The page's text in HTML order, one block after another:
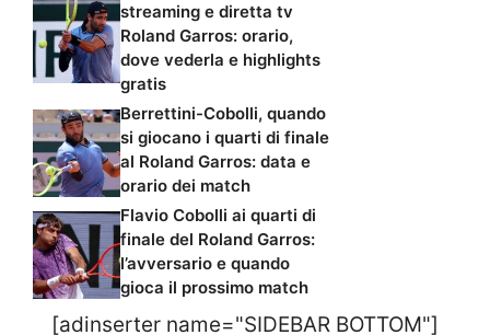
streaming e diretta tv
Roland Garros: orario,
dove vederla e highlights
gratis
Berrettini-Cobolli, quando
si giocano i quarti di finale
al Roland Garros: data e
orario dei match
Flavio Cobolli ai quarti di
finale del Roland Garros:
l’avversario e quando
gioca il prossimo match
[adinserter name="SIDEBAR BOTTOM"]